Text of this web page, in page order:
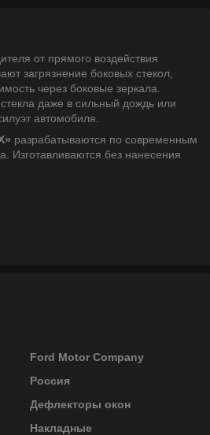
от прямого воздействия
загрязнение боковых стекол,
через боковые зеркала.
даже в сильный дождь или
автомобиля.
разрабатываются по современным
Изготавливаются без нанесения
Ford Motor Company
Россия
Дефлекторы окон
Накладные